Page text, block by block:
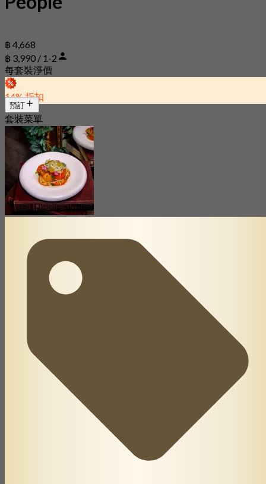
฿ 4,668
฿ 3,990 / 1-2
每套裝淨價
14% 折扣
預訂
套裝菜單